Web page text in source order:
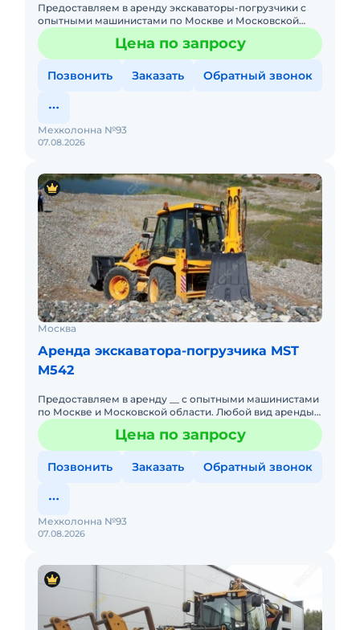
Предоставляем в аренду экскаваторы-погрузчики с
опытными машинистами по Москве и Московской
области. Любой вид аренды. Долгосрочный,
краткосрочный (почасовой, п
Цена по запросу
Позвонить Заказать Обратный звонок
07.08.2026
Мехколонна №93
Москва
Аренда экскаватора-погрузчика MST
M542
Предоставляем в аренду __ с опытными машинистами
по Москве и Московской области. Любой вид аренды.
Долгосрочный, краткосрочный (почасовой,
посменный). При долгоЦена по запросу
Позвонить Заказать Обратный звонок
07.08.2026
Мехколонна №93